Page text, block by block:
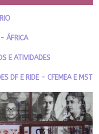
ÁFRICA
E ATIVIDADES
DF E RIDE - CFEMEA E MST